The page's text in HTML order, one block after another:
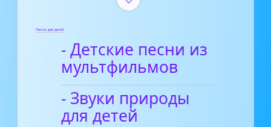
Песни для детей
- Детские песни из
мультфильмов
- Звуки природы
для детей